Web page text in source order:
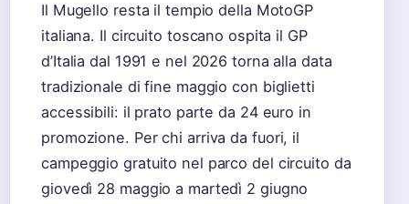
Il Mugello resta il tempio della MotoGP
italiana. Il circuito toscano ospita il GP
d’Italia dal 1991 e nel 2026 torna alla data
tradizionale di fine maggio con biglietti
accessibili: il prato parte da 24 euro in
promozione. Per chi arriva da fuori, il
campeggio gratuito nel parco del circuito da
giovedì 28 maggio a martedì 2 giugno